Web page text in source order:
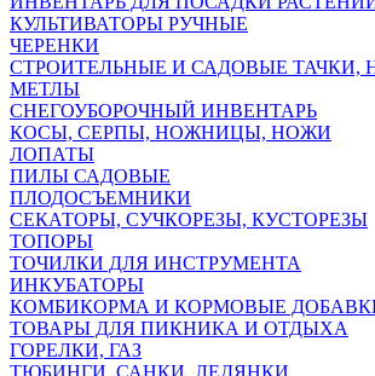
КУЛЬТИВАТОРЫ РУЧНЫЕ
ЧЕРЕНКИ
СТРОИТЕЛЬНЫЕ И САДОВЫЕ ТАЧКИ,
МЕТЛЫ
СНЕГОУБОРОЧНЫЙ ИНВЕНТАРЬ
КОСЫ, СЕРПЫ, НОЖНИЦЫ, НОЖИ
ЛОПАТЫ
ПИЛЫ САДОВЫЕ
ПЛОДОСЪЕМНИКИ
СЕКАТОРЫ, СУЧКОРЕЗЫ, КУСТОРЕЗЫ
ТОПОРЫ
ТОЧИЛКИ ДЛЯ ИНСТРУМЕНТА
ИНКУБАТОРЫ
КОМБИКОРМА И КОРМОВЫЕ
ТОВАРЫ ДЛЯ ПИКНИКА И ОТДЫХА
ГОРЕЛКИ, ГАЗ
ТЮБИНГИ, САНКИ, ЛЕДЯНКИ